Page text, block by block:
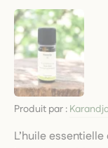
Produit par :
L’huile